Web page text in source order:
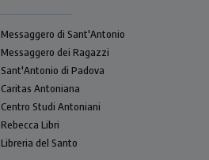
Messaggero di Sant'Antonio
Messaggero dei Ragazzi
Sant'Antonio di Padova
Caritas Antoniana
Centro Studi Antoniani
Rebecca Libri
Libreria del Santo